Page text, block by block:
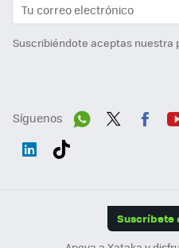
Suscribiéndote aceptas nuestra
Síguenos
Suscríbete